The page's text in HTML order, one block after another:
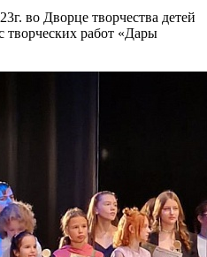
во Дворце творчества детей
творческих работ «Дары